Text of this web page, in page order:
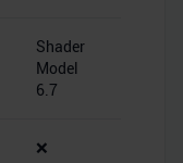
Shader
Model
6.7
❌